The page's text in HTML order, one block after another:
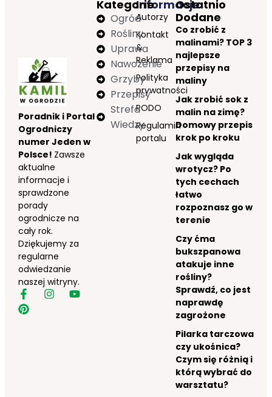
Poradnik i Portal
Ogrodniczy
numer Jeden w
Polsce! Zawsze
aktualne
informacje i
sprawdzone
porady
ogrodnicze na
cały rok.
Dziękujemy za
regularne
odwiedzanie
naszej witryny.
Informacje
Autorzy
Kontakt
&
Reklama
Polityka
prywatności
RODO
Regulamin
portalu
Kategorie
Ogród
Rośliny
Uprawa
Nawożenie
Grzyby
Przepisy
Strefa
Wiedzy
Ostatnio
Dodane
Co zrobić z
malinami? TOP 3
najlepsze
przepisy na
maliny
Jak zrobić sok z
malin na zimę?
Domowy przepis
krok po kroku
Jak wygląda
wrotycz? Po
tych cechach
łatwo
rozpoznasz go w
terenie
Czy ćma
bukszpanowa
atakuje inne
rośliny?
Sprawdź, co jest
naprawdę
zagrożone
Pilarka tarczowa
czy ukośnica?
Czym się różnią i
którą wybrać do
warsztatu?